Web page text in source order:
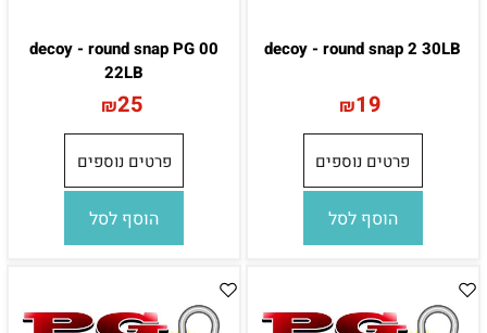
decoy - round snap 2 30LB
₪19
פרטים נוספים
הוסף לסל
decoy - round snap PG 00
22LB
₪25
פרטים נוספים
הוסף לסל